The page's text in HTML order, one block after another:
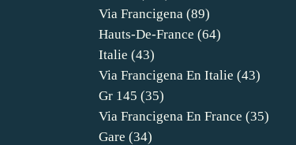
Via Francigena (89)
Hauts-De-France (64)
Italie (43)
Via Francigena En Italie (43)
Gr 145 (35)
Via Francigena En France (35)
Gare (34)